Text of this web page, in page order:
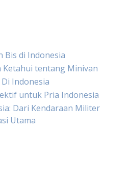
Bis di Indonesia
Ketahui tentang Minivan
Indonesia
untuk Pria Indonesia
Dari Kendaraan Militer
Utama